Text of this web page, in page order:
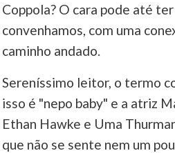
Coppola? O cara pode até
convenhamos, com uma
caminho andado.
Sereníssimo leitor, o termo
isso é "nepo baby" e a atriz
Ethan Hawke e Uma
que não se sente nem um